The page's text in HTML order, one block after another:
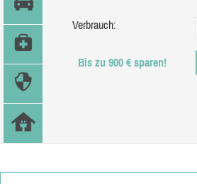
Verbrauch:
Bis zu 900 € sparen!